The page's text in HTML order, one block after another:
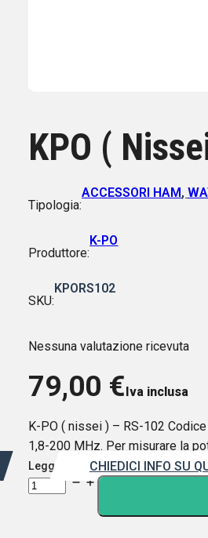
KPO (
Tipologia:
ACCESSORI HAM,
Produttore:
K-PO
SKU:
KPORS102
Nessuna valutazione ricevuta
79,00 €Iva inclusa
K-PO ( nissei ) – RS-102
1,8-200 MHz. Per misurare la
Leggi di più CHIEDICI INFO SU
KPO